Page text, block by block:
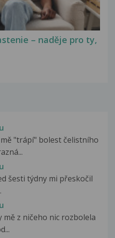
– naděje pro ty,
"trápí" bolest čelistního
šesti týdny mi přeskočil
z ničeho nic rozbolela